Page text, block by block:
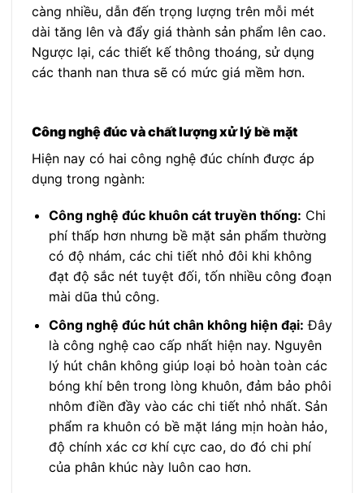
càng nhiều, dẫn đến trọng lượng trên mỗi mét
dài tăng lên và đẩy giá thành sản phẩm lên cao.
Ngược lại, các thiết kế thông thoáng, sử dụng
các thanh nan thưa sẽ có mức giá mềm hơn.
Công nghệ đúc và chất lượng xử lý bề mặt
Hiện nay có hai công nghệ đúc chính được áp
dụng trong ngành:
Công nghệ đúc khuôn cát truyền thống: Chi
phí thấp hơn nhưng bề mặt sản phẩm thường
có độ nhám, các chi tiết nhỏ đôi khi không
đạt độ sắc nét tuyệt đối, tốn nhiều công đoạn
mài dũa thủ công.
Công nghệ đúc hút chân không hiện đại: Đây
là công nghệ cao cấp nhất hiện nay. Nguyên
lý hút chân không giúp loại bỏ hoàn toàn các
bóng khí bên trong lòng khuôn, đảm bảo phôi
nhôm điền đầy vào các chi tiết nhỏ nhất. Sản
phẩm ra khuôn có bề mặt láng mịn hoàn hảo,
độ chính xác cơ khí cực cao, do đó chi phí
của phân khúc này luôn cao hơn.